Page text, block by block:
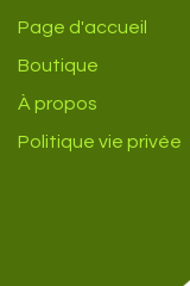
Page d'accueil
Boutique
À propos
Politique vie privée